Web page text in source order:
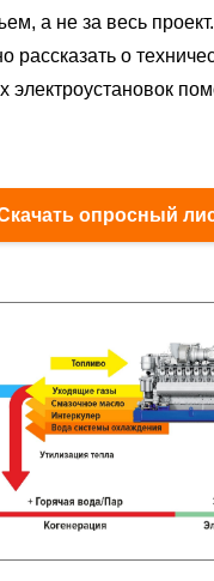
а не за весь проект.
рассказать о
электроустановок
опросный